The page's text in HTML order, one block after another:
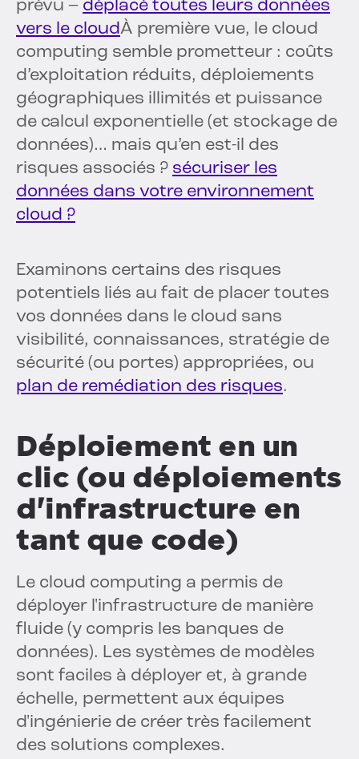
prévu – déplacé toutes leurs données
vers le cloudÀ première vue, le cloud
computing semble prometteur : coûts
d’exploitation réduits, déploiements
géographiques illimités et puissance
de calcul exponentielle (et stockage de
données)… mais qu’en est-il des
risques associés ? sécuriser les
données dans votre environnement
cloud ?
Examinons certains des risques
potentiels liés au fait de placer toutes
vos données dans le cloud sans
visibilité, connaissances, stratégie de
sécurité (ou portes) appropriées, ou
plan de remédiation des risques.
Déploiement en un
clic (ou déploiements
d'infrastructure en
tant que code)
Le cloud computing a permis de
déployer l'infrastructure de manière
fluide (y compris les banques de
données). Les systèmes de modèles
sont faciles à déployer et, à grande
échelle, permettent aux équipes
d'ingénierie de créer très facilement
des solutions complexes.